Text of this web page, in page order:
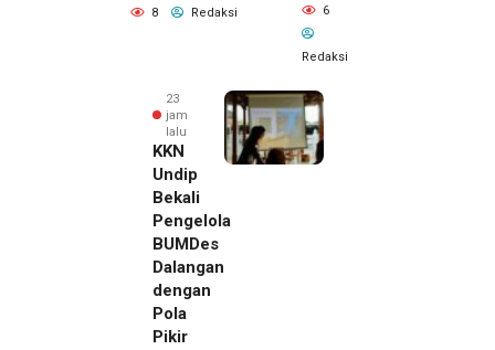
8 Redaksi 6
Redaksi
23
jam
lalu
KKN
Undip
Bekali
Pengelola
BUMDes
Dalangan
dengan
Pola
Pikir